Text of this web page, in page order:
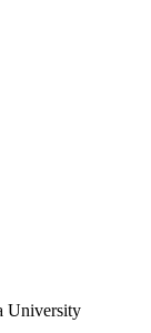
University